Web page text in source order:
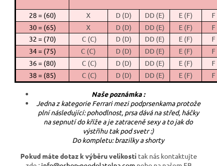
28 = (60) X D (D) DD (E) E (F)
30 = (65)
X D (D) DD (E) E (F)
32 = (70)
C (C) D (D) DD (E) E (F)
34 = (75)
C (C) D (D) DD (E) E (F)
36 = (80)
C (C) D (D) DD (E) E (F)
38 = (85)
C (C) D (D) DD (E) E (F)
Naše poznámka :
Jedna z kategorie Ferrari mezi podprsenkama protože
plní následující: pohodlnost, prsa dává na střed, háčky
na sepnutí do kříže a je zatraceně sexy a to jak do
výstřihu tak pod svetr :)
Do kompletu: brazilky a shorty
Pokud máte dotaz k výběru velikosti tak nás kontaktujte